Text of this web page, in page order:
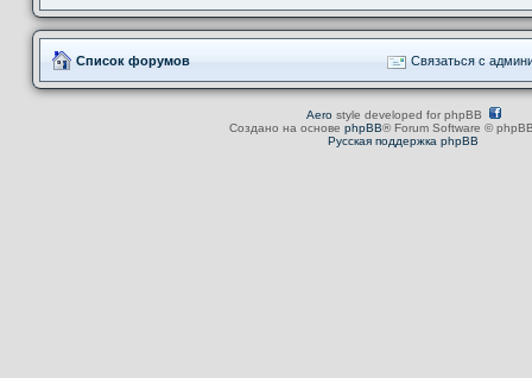
Список форумов Связаться с
Aerostyle developed for phpBB
Создано на основе phpBB® Forum Software ©
Русская поддержка phpBB